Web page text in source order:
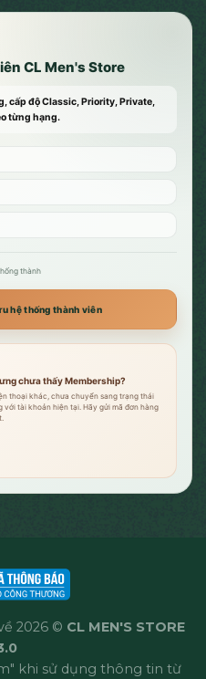
CL Men's Store
cấp độ Classic, Priority, Private,
từng hạng.
thành
hệ thống thành viên
chưa thấy Membership?
thoại khác, chưa chuyển sang trạng thái
tài khoản hiện tại. Hãy gửi mã đơn hàng
2026 © CL MEN'S STORE
khi sử dụng thông tin từ